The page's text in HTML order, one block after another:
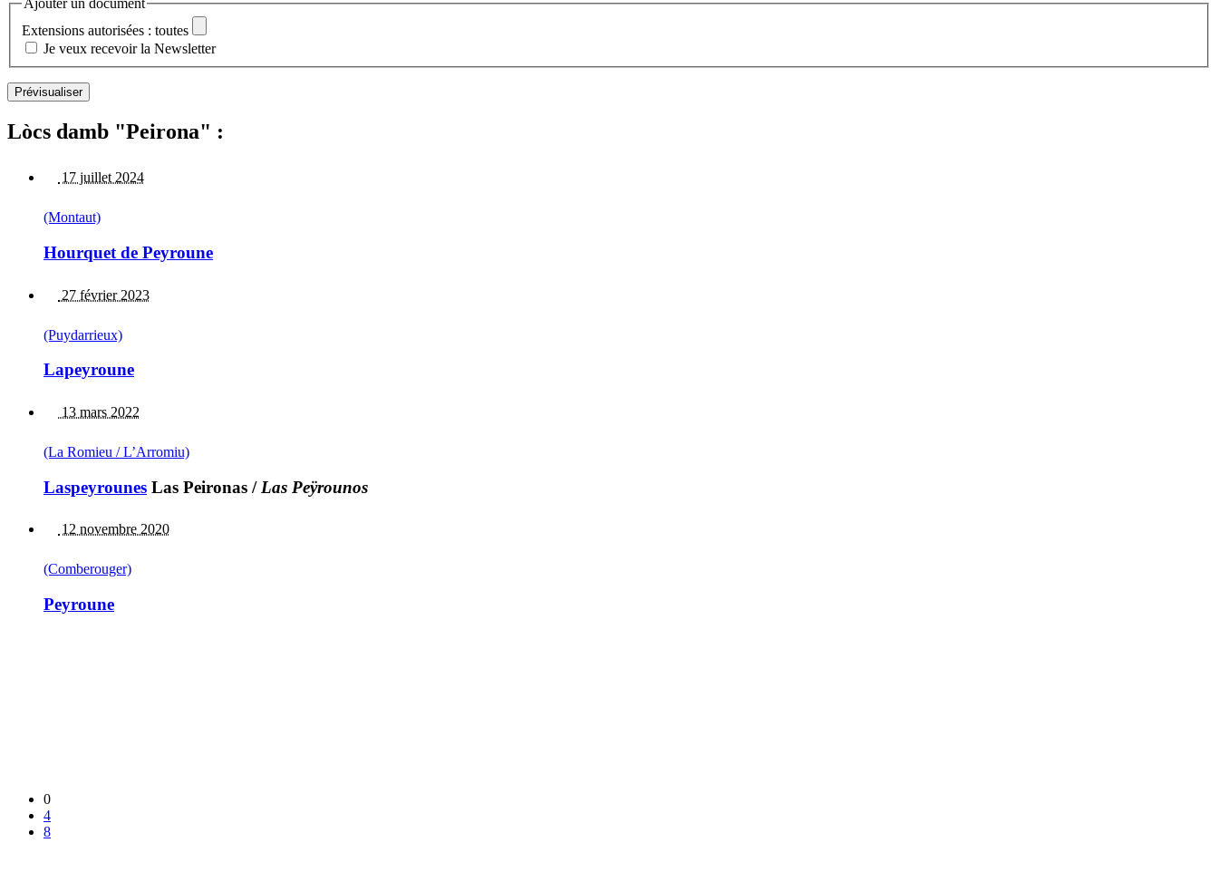
Extensions autorisées : toutes
Je veux recevoir la Newsletter
Lòcs damb "Peirona" :
17 juillet 2024
(Montaut)
Hourquet de Peyroune
27 février 2023
(Puydarrieux)
Lapeyroune
13 mars 2022
(La Romieu / L’Arromiu)
Laspeyrounes Las Peironas / Las Peÿrounos
12 novembre 2020
(Comberouger)
Peyroune
0
4
8